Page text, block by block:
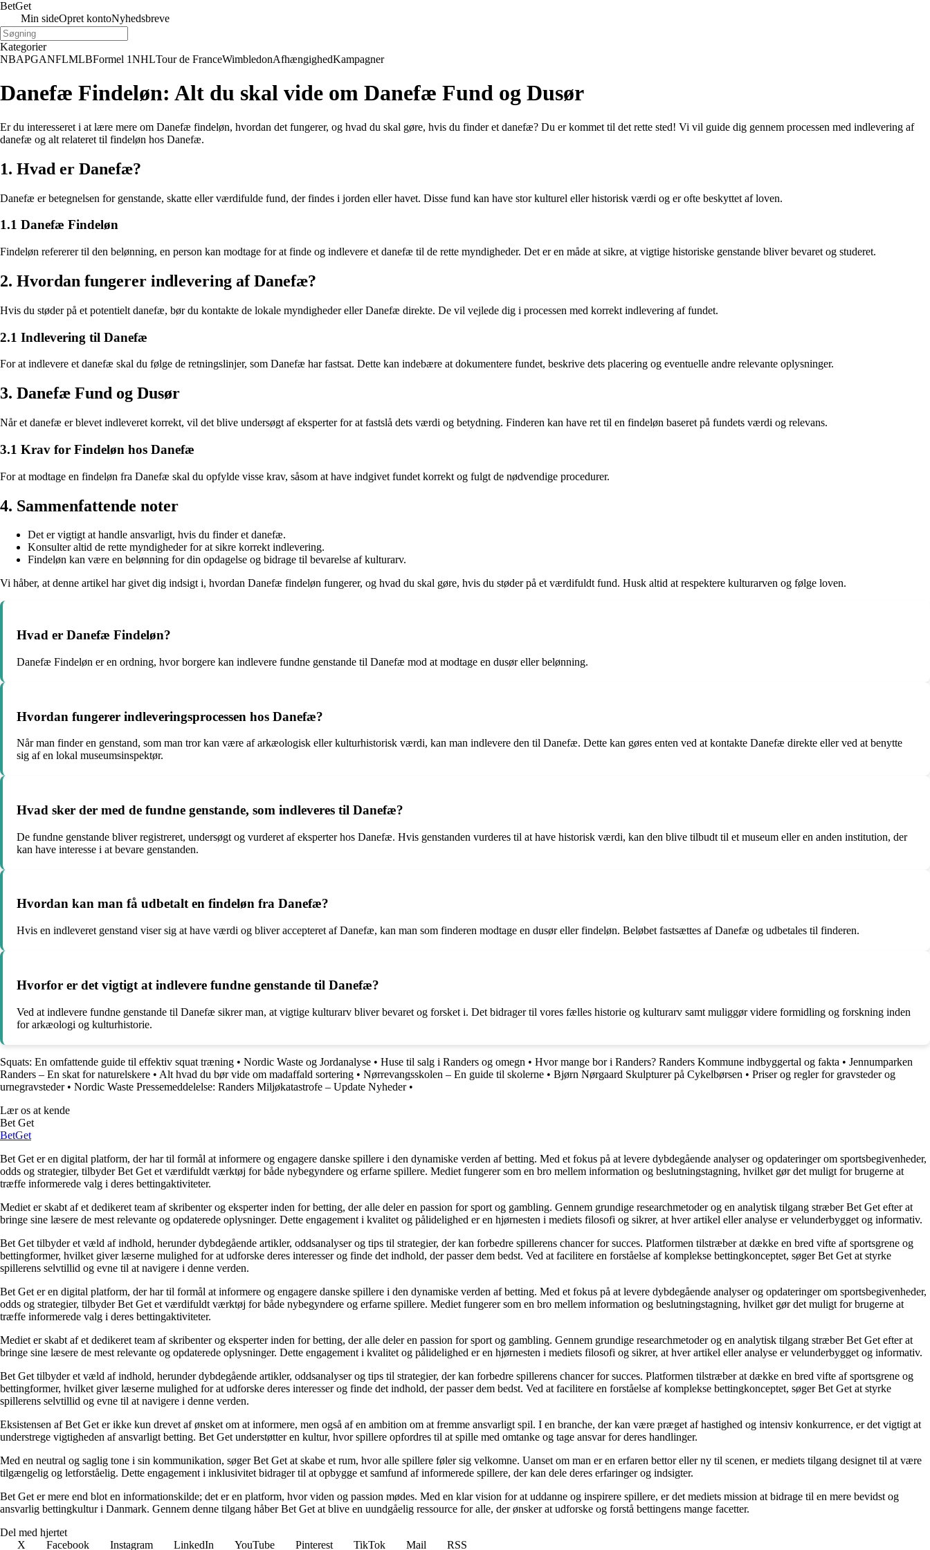
BetGet
Min sideOpret kontoNyhedsbreve
Kategorier
NBAPGANFLMLBFormel 1NHLTour de FranceWimbledonAfhængighedKampagner
Danefæ Findeløn: Alt du skal vide om Danefæ Fund og Dusør
Er du interesseret i at lære mere om Danefæ findeløn, hvordan det fungerer, og hvad du skal gøre, hvis du finder et danefæ? Du er kommet til det rette sted! Vi vil guide dig gennem processen med indlevering af
danefæ og alt relateret til findeløn hos Danefæ.
1. Hvad er Danefæ?
Danefæ er betegnelsen for genstande, skatte eller værdifulde fund, der findes i jorden eller havet. Disse fund kan have stor kulturel eller historisk værdi og er ofte beskyttet af loven.
1.1 Danefæ Findeløn
Findeløn refererer til den belønning, en person kan modtage for at finde og indlevere et danefæ til de rette myndigheder. Det er en måde at sikre, at vigtige historiske genstande bliver bevaret og studeret.
2. Hvordan fungerer indlevering af Danefæ?
Hvis du støder på et potentielt danefæ, bør du kontakte de lokale myndigheder eller Danefæ direkte. De vil vejlede dig i processen med korrekt indlevering af fundet.
2.1 Indlevering til Danefæ
For at indlevere et danefæ skal du følge de retningslinjer, som Danefæ har fastsat. Dette kan indebære at dokumentere fundet, beskrive dets placering og eventuelle andre relevante oplysninger.
3. Danefæ Fund og Dusør
Når et danefæ er blevet indleveret korrekt, vil det blive undersøgt af eksperter for at fastslå dets værdi og betydning. Finderen kan have ret til en findeløn baseret på fundets værdi og relevans.
3.1 Krav for Findeløn hos Danefæ
For at modtage en findeløn fra Danefæ skal du opfylde visse krav, såsom at have indgivet fundet korrekt og fulgt de nødvendige procedurer.
4. Sammenfattende noter
Det er vigtigt at handle ansvarligt, hvis du finder et danefæ.
Konsulter altid de rette myndigheder for at sikre korrekt indlevering.
Findeløn kan være en belønning for din opdagelse og bidrage til bevarelse af kulturarv.
Vi håber, at denne artikel har givet dig indsigt i, hvordan Danefæ findeløn fungerer, og hvad du skal gøre, hvis du støder på et værdifuldt fund. Husk altid at respektere kulturarven og følge loven.
Hvad er Danefæ Findeløn?
Danefæ Findeløn er en ordning, hvor borgere kan indlevere fundne genstande til Danefæ mod at modtage en dusør eller belønning.
Hvordan fungerer indleveringsprocessen hos Danefæ?
Når man finder en genstand, som man tror kan være af arkæologisk eller kulturhistorisk værdi, kan man indlevere den til Danefæ. Dette kan gøres enten ved at kontakte Danefæ direkte eller ved at benytte
sig af en lokal museumsinspektør.
Hvad sker der med de fundne genstande, som indleveres til Danefæ?
De fundne genstande bliver registreret, undersøgt og vurderet af eksperter hos Danefæ. Hvis genstanden vurderes til at have historisk værdi, kan den blive tilbudt til et museum eller en anden institution, der
kan have interesse i at bevare genstanden.
Hvordan kan man få udbetalt en findeløn fra Danefæ?
Hvis en indleveret genstand viser sig at have værdi og bliver accepteret af Danefæ, kan man som finderen modtage en dusør eller findeløn. Beløbet fastsættes af Danefæ og udbetales til finderen.
Hvorfor er det vigtigt at indlevere fundne genstande til Danefæ?
Ved at indlevere fundne genstande til Danefæ sikrer man, at vigtige kulturarv bliver bevaret og forsket i. Det bidrager til vores fælles historie og kulturarv samt muliggør videre formidling og forskning inden
for arkæologi og kulturhistorie.
Squats: En omfattende guide til effektiv squat træning • Nordic Waste og Jordanalyse • Huse til salg i Randers og omegn • Hvor mange bor i Randers? Randers Kommune indbyggertal og fakta • Jennumparken
Randers – En skat for naturelskere • Alt hvad du bør vide om madaffald sortering • Nørrevangsskolen – En guide til skolerne • Bjørn Nørgaard Skulpturer på Cykelbørsen • Priser og regler for gravsteder og
urnegravsteder• Nordic Waste Pressemeddelelse: Randers Miljøkatastrofe – Update Nyheder•
Lær os at kende
Bet Get
BetGet
Bet Get er en digital platform, der har til formål at informere og engagere danske spillere i den dynamiske verden af betting. Med et fokus på at levere dybdegående analyser og opdateringer om sportsbegivenheder,
odds og strategier, tilbyder Bet Get et værdifuldt værktøj for både nybegyndere og erfarne spillere. Mediet fungerer som en bro mellem information og beslutningstagning, hvilket gør det muligt for brugerne at
træffe informerede valg i deres bettingaktiviteter.
Mediet er skabt af et dedikeret team af skribenter og eksperter inden for betting, der alle deler en passion for sport og gambling. Gennem grundige researchmetoder og en analytisk tilgang stræber Bet Get efter at
bringe sine læsere de mest relevante og opdaterede oplysninger. Dette engagement i kvalitet og pålidelighed er en hjørnesten i mediets filosofi og sikrer, at hver artikel eller analyse er velunderbygget og informativ.
Bet Get tilbyder et væld af indhold, herunder dybdegående artikler, oddsanalyser og tips til strategier, der kan forbedre spillerens chancer for succes. Platformen tilstræber at dække en bred vifte af sportsgrene og
bettingformer, hvilket giver læserne mulighed for at udforske deres interesser og finde det indhold, der passer dem bedst. Ved at facilitere en forståelse af komplekse bettingkonceptet, søger Bet Get at styrke
spillerens selvtillid og evne til at navigere i denne verden.
Bet Get er en digital platform, der har til formål at informere og engagere danske spillere i den dynamiske verden af betting. Med et fokus på at levere dybdegående analyser og opdateringer om sportsbegivenheder,
odds og strategier, tilbyder Bet Get et værdifuldt værktøj for både nybegyndere og erfarne spillere. Mediet fungerer som en bro mellem information og beslutningstagning, hvilket gør det muligt for brugerne at
træffe informerede valg i deres bettingaktiviteter.
Mediet er skabt af et dedikeret team af skribenter og eksperter inden for betting, der alle deler en passion for sport og gambling. Gennem grundige researchmetoder og en analytisk tilgang stræber Bet Get efter at
bringe sine læsere de mest relevante og opdaterede oplysninger. Dette engagement i kvalitet og pålidelighed er en hjørnesten i mediets filosofi og sikrer, at hver artikel eller analyse er velunderbygget og informativ.
Bet Get tilbyder et væld af indhold, herunder dybdegående artikler, oddsanalyser og tips til strategier, der kan forbedre spillerens chancer for succes. Platformen tilstræber at dække en bred vifte af sportsgrene og
bettingformer, hvilket giver læserne mulighed for at udforske deres interesser og finde det indhold, der passer dem bedst. Ved at facilitere en forståelse af komplekse bettingkonceptet, søger Bet Get at styrke
spillerens selvtillid og evne til at navigere i denne verden.
Eksistensen af Bet Get er ikke kun drevet af ønsket om at informere, men også af en ambition om at fremme ansvarligt spil. I en branche, der kan være præget af hastighed og intensiv konkurrence, er det vigtigt at
understrege vigtigheden af ansvarligt betting. Bet Get understøtter en kultur, hvor spillere opfordres til at spille med omtanke og tage ansvar for deres handlinger.
Med en neutral og saglig tone i sin kommunikation, søger Bet Get at skabe et rum, hvor alle spillere føler sig velkomne. Uanset om man er en erfaren bettor eller ny til scenen, er mediets tilgang designet til at være
tilgængelig og letforståelig. Dette engagement i inklusivitet bidrager til at opbygge et samfund af informerede spillere, der kan dele deres erfaringer og indsigter.
Bet Get er mere end blot en informationskilde; det er en platform, hvor viden og passion mødes. Med en klar vision for at uddanne og inspirere spillere, er det mediets mission at bidrage til en mere bevidst og
ansvarlig bettingkultur i Danmark. Gennem denne tilgang håber Bet Get at blive en uundgåelig ressource for alle, der ønsker at udforske og forstå bettingens mange facetter.
Del med hjertet
X
Facebook Instagram LinkedIn YouTube Pinterest TikTok Mail RSS